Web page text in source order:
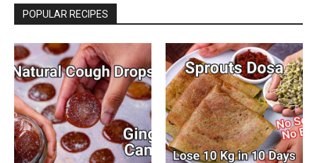
POPULAR RECIPES